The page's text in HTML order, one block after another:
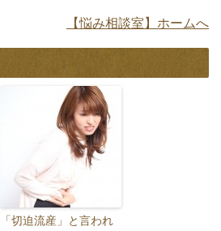
【悩み相談室】ホームへ
「切迫流産」と言われ